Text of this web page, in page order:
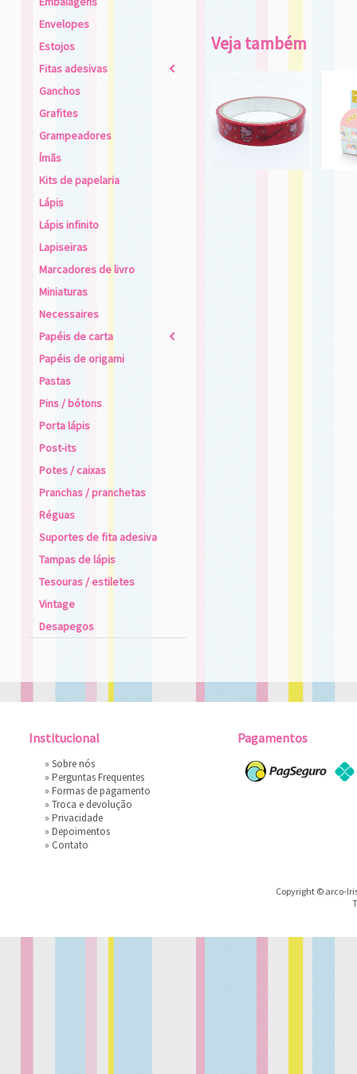
Envelopes
Estojos
Fitas adesivas
2
Ganchos
Grafites
Grampeadores
Ímãs
Kits de papelaria
Lápis
Lápis infinito
Lapiseiras
Marcadores de livro
Miniaturas
Necessaires
Papéis de carta
2
Papéis de origami
Pastas
Pins / bótons
Porta lápis
Post-its
Potes / caixas
Pranchas / pranchetas
Réguas
Suportes de fita adesiva
Tampas de lápis
Tesouras / estiletes
Vintage
Desapegos
Veja também
Institucional
» Sobre nós
» Perguntas Frequentes
» Formas de pagamento
» Troca e devolução
» Privacidade
» Depoimentos
» Contato
Pagamentos
Copyright © arco-